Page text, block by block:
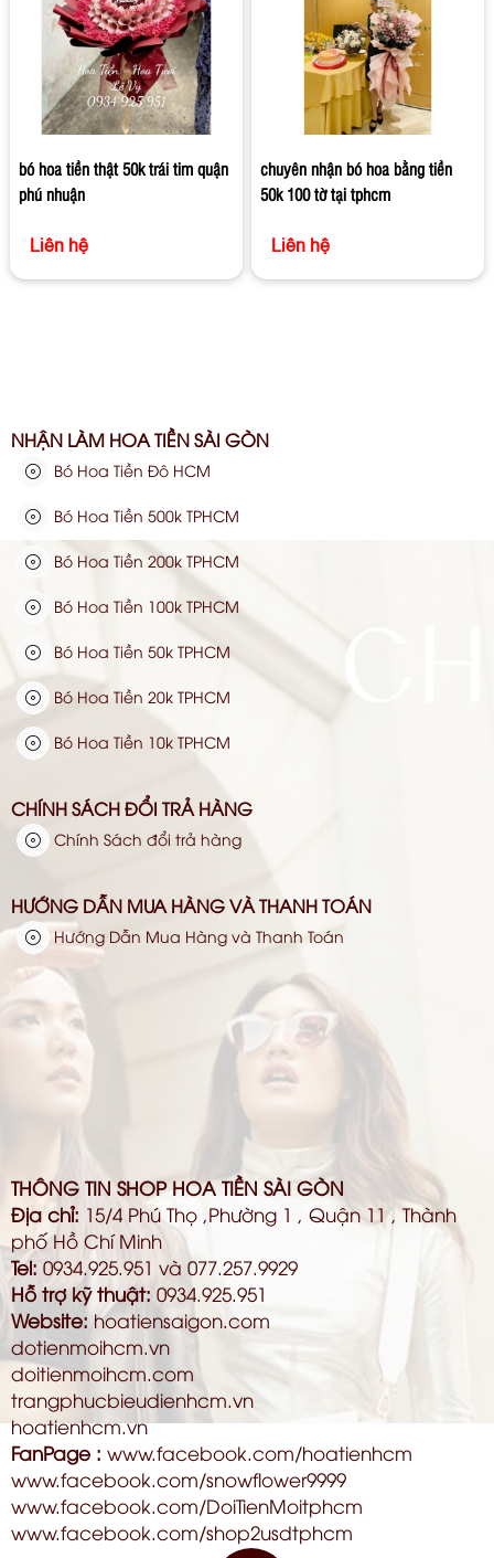
bó hoa tiền thật 50k trái tim quận
phú nhuận
Liên hệ
chuyên nhận bó hoa bằng tiền
50k 100 tờ tại tphcm
Liên hệ
THÔNG TIN SHOP HOA TIỀN SÀI GÒN
Địa chỉ: 15/4 Phú Thọ ,Phường 1 , Quận 11 , Thành
phố Hồ Chí Minh
Tel: 0934.925.951 và 077.257.9929
Hỗ trợ kỹ thuật: 0934.925.951
Website: hoatiensaigon.com
dotienmoihcm.vn
doitienmoihcm.com
trangphucbieudienhcm.vn
hoatienhcm.vn
FanPage : www.facebook.com/hoatienhcm
www.facebook.com/snowflower9999
www.facebook.com/DoiTienMoitphcm
www.facebook.com/shop2usdtphcm
NHẬN LÀM HOA TIỀN SÀI GÒN
Bó Hoa Tiền Đô HCM
Bó Hoa Tiền 500k TPHCM
Bó Hoa Tiền 200k TPHCM
Bó Hoa Tiền 100k TPHCM
Bó Hoa Tiền 50k TPHCM
Bó Hoa Tiền 20k TPHCM
Bó Hoa Tiền 10k TPHCM
CHÍNH SÁCH ĐỔI TRẢ HÀNG
Chính Sách đổi trả hàng
HƯỚNG DẪN MUA HÀNG VÀ THANH TOÁN
Hướng Dẫn Mua Hàng và Thanh Toán